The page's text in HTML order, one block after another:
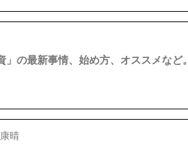
の最新事情、始め方、オススメなど。
晴